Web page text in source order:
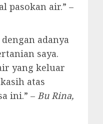
pasokan air.” –
adanya
saya.
yang keluar
atas
ini.” – Bu Rina,